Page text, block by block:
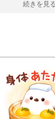
続きを見る